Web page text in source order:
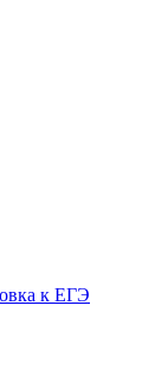
к ЕГЭ